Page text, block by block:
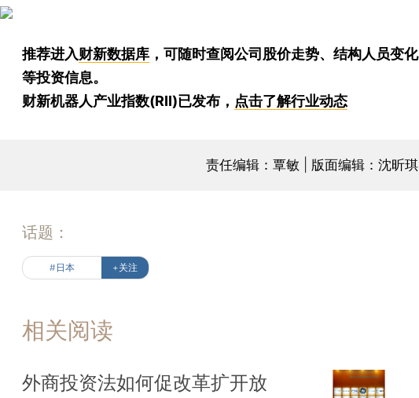
推荐进入财新数据库 ，可随时查阅公司股价走势、结构人员变化
等投资信息。
财新机器人产业指数(RII)已发布， 点击了解行业动态
责任编辑：覃敏 | 版面编辑：沈昕琪
话题：
#日本 +关注
相关阅读
外商投资法如何促改革扩开放